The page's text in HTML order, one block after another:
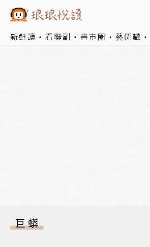
新鮮讀 看聯副 書市圈 藝開罐
巨蟒